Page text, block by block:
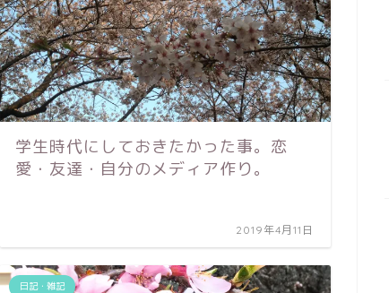
学生時代にしておきたかった事。恋
愛・友達・自分のメディア作り。
2019年4月11日
日記・雑記